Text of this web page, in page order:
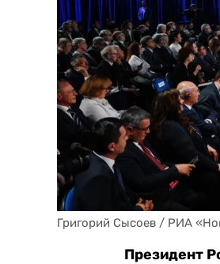
Григорий Сысоев / РИА
Президент